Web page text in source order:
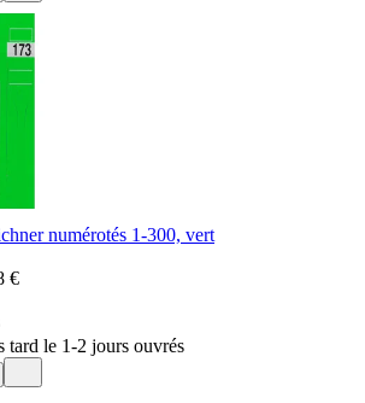
numérotés 1-300, vert
€
tard le 1-2 jours ouvrés